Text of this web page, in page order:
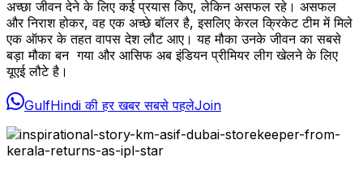
अच्छा जीवन देने के लिए कई प्रयास किए, लेकिन असफल रहे। असफल
और निराश होकर, वह एक अच्छे बॉलर है, इसलिए केरल क्रिकेट टीम में मिले
एक ऑफर के तहत वापस देश लौट आए। यह मौका उनके जीवन का सबसे
बड़ा मौका बन गया और आसिफ अब इंडियन प्रीमियर लीग खेलने के लिए
यूएई लौटे है।
GulfHindi की हर खबर सबसे पहलेJoin